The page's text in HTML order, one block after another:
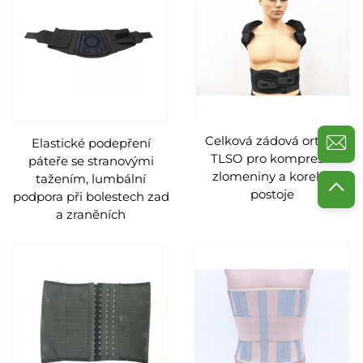
Elastické podepření
páteře se stranovými
tažením, lumbální
podpora při bolestech zad
a zraněních
Celková zádová ortéza
TLSO pro kompresní
zlomeniny a korekci
postoje